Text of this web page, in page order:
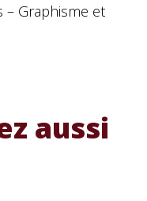
Graphisme et
aussi